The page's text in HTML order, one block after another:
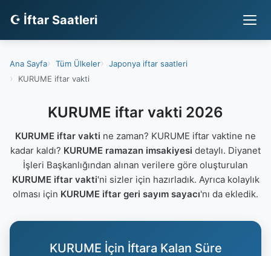
☪ İftar Saatleri
Ana Sayfa Tüm Ülkeler
Japonya iftar saatleri
KURUME iftar vakti
KURUME iftar vakti 2026
KURUME iftar vakti ne zaman? KURUME iftar vaktine ne
kadar kaldı? KURUME ramazan imsakiyesi detaylı. Diyanet
İşleri Başkanlığından alınan verilere göre oluşturulan
KURUME iftar vakti'ni sizler için hazırladık. Ayrıca kolaylık
olması için KURUME iftar geri sayım sayacı'nı da ekledik.
KURUME İçin İftara Kalan Süre